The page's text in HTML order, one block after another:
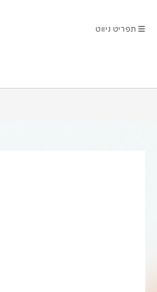
תפריט ניווט